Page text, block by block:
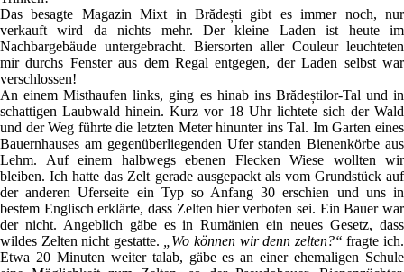
Das besagte Magazin Mixt in Brădești gibt es immer noch, nur
verkauft wird da nichts mehr. Der kleine Laden ist heute im
Nachbargebäude untergebracht. Biersorten aller Couleur leuchteten
mir durchs Fenster aus dem Regal entgegen, der Laden selbst war
verschlossen!
An einem Misthaufen links, ging es hinab ins Brădeștilor-Tal und in
schattigen Laubwald hinein. Kurz vor 18 Uhr lichtete sich der Wald
und der Weg führte die letzten Meter hinunter ins Tal. Im Garten eines
Bauernhauses am gegenüberliegenden Ufer standen Bienenkörbe aus
Lehm. Auf einem halbwegs ebenen Flecken Wiese wollten wir
bleiben. Ich hatte das Zelt gerade ausgepackt als vom Grundstück auf
der anderen Uferseite ein Typ so Anfang 30 erschien und uns in
bestem Englisch erklärte, dass Zelten hier verboten sei. Ein Bauer war
der nicht. Angeblich gäbe es in Rumänien ein neues Gesetz, dass
wildes Zelten nicht gestatte.
„Wo können wir denn zelten?“ fragte ich.
Etwa 20 Minuten weiter talab, gäbe es an einer ehemaligen Schule